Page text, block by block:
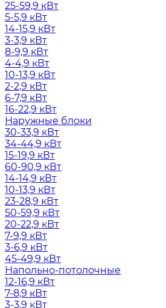
25-59,9 кВт
5-5,9 кВт
14-15,9 кВт
3-3,9 кВт
8-9,9 кВт
4-4,9 кВт
10-13,9 кВт
2-2,9 кВт
6-7,9 кВт
16-22,9 кВт
Наружные блоки
30-33,9 кВт
34-44,9 кВт
15-19,9 кВт
60-90,9 кВт
14-14,9 кВт
10-13,9 кВт
23-28,9 кВт
50-59,9 кВт
20-22,9 кВт
7-9,9 кВт
3-6,9 кВт
45-49,9 кВт
Напольно-потолочные
12-16,9 кВт
7-8,9 кВт
3-3,9 кВт